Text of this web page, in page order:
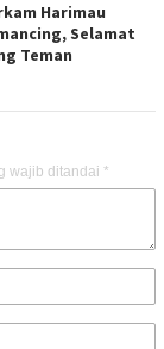
Harimau
Selamat
Teman
wajib ditandai *